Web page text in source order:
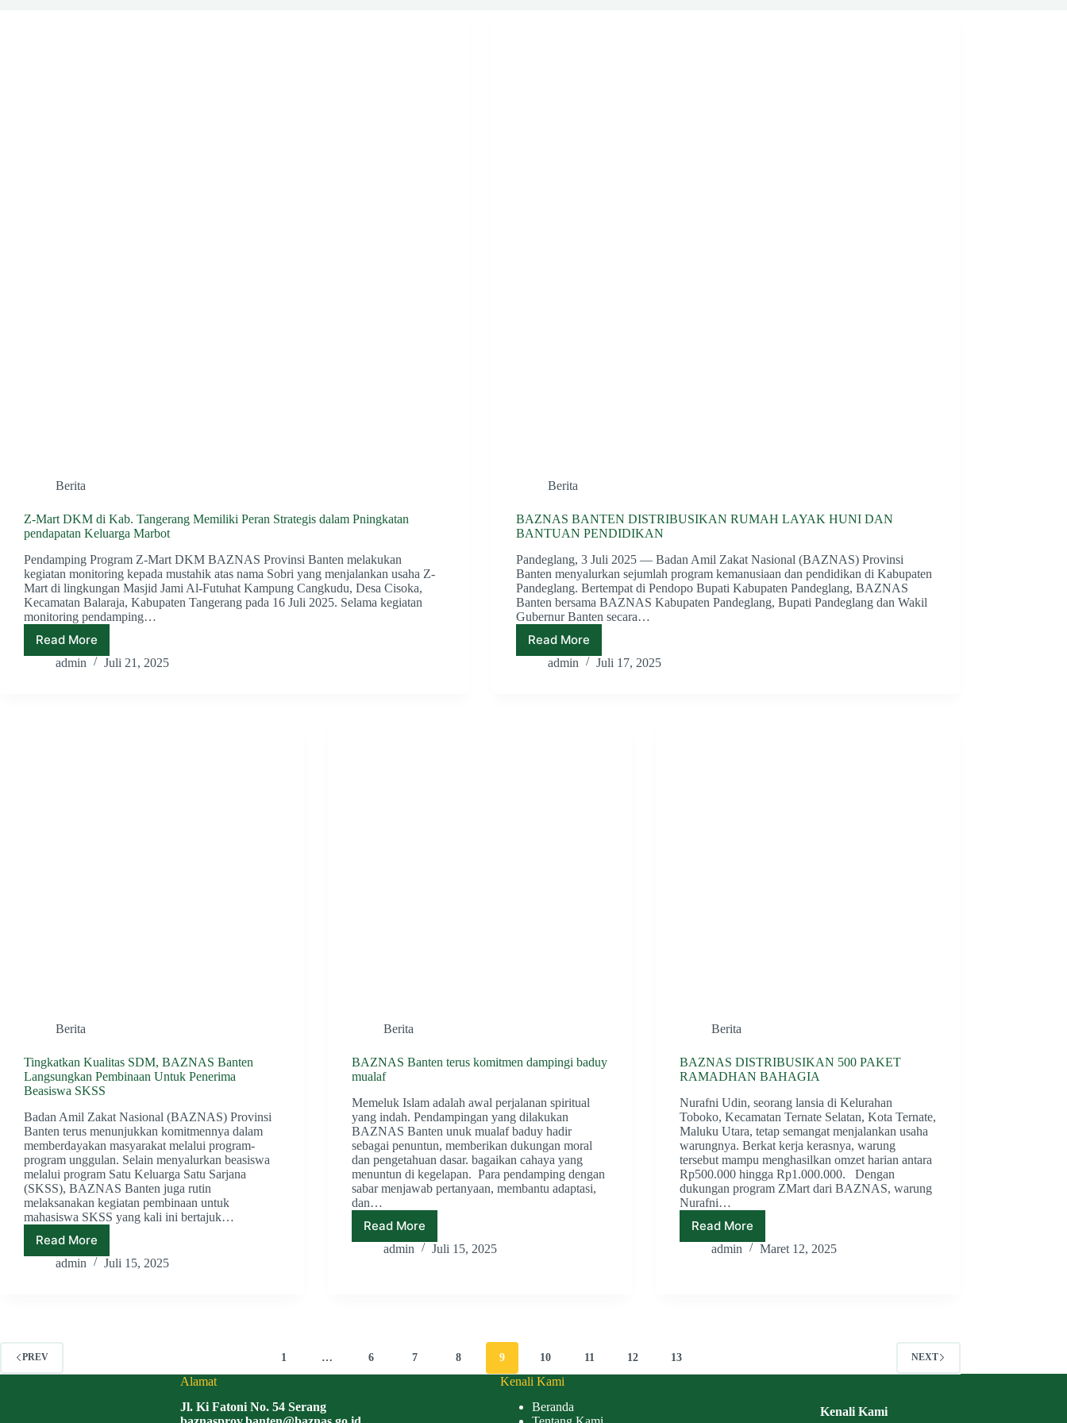
Berita
Z-Mart DKM di Kab. Tangerang Memiliki Peran Strategis dalam Pningkatan
pendapatan Keluarga Marbot
Pendamping Program Z-Mart DKM BAZNAS Provinsi Banten melakukan
kegiatan monitoring kepada mustahik atas nama Sobri yang menjalankan usaha Z-
Mart di lingkungan Masjid Jami Al-Futuhat Kampung Cangkudu, Desa Cisoka,
Kecamatan Balaraja, Kabupaten Tangerang pada 16 Juli 2025. Selama kegiatan
monitoring pendamping…
Read More
Z-
Mart
admin Juli 21, 2025
Berita
BAZNAS BANTEN DISTRIBUSIKAN RUMAH LAYAK HUNI DAN
BANTUAN PENDIDIKAN
Pandeglang, 3 Juli 2025 — Badan Amil Zakat Nasional (BAZNAS) Provinsi
Banten menyalurkan sejumlah program kemanusiaan dan pendidikan di Kabupaten
Pandeglang. Bertempat di Pendopo Bupati Kabupaten Pandeglang, BAZNAS
Banten bersama BAZNAS Kabupaten Pandeglang, Bupati Pandeglang dan Wakil
Gubernur Banten secara…
Read More
BAZNAS
BANTEN
admin Juli 17, 2025
Berita
Tingkatkan Kualitas SDM, BAZNAS Banten
Langsungkan Pembinaan Untuk Penerima
Beasiswa SKSS
Badan Amil Zakat Nasional (BAZNAS) Provinsi
Banten terus menunjukkan komitmennya dalam
memberdayakan masyarakat melalui program-
program unggulan. Selain menyalurkan beasiswa
melalui program Satu Keluarga Satu Sarjana
(SKSS), BAZNAS Banten juga rutin
melaksanakan kegiatan pembinaan untuk
mahasiswa SKSS yang kali ini bertajuk…
Read MoreTingkatkan
Kualitas
admin Juli 15, 2025
Berita
BAZNAS Banten terus komitmen dampingi baduy
mualaf
Memeluk Islam adalah awal perjalanan spiritual
yang indah. Pendampingan yang dilakukan
BAZNAS Banten unuk mualaf baduy hadir
sebagai penuntun, memberikan dukungan moral
dan pengetahuan dasar. bagaikan cahaya yang
menuntun di kegelapan. Para pendamping dengan
sabar menjawab pertanyaan, membantu adaptasi,
dan…
Read More
BAZNAS
Banten
admin Juli 15, 2025
Berita
BAZNAS DISTRIBUSIKAN 500 PAKET
RAMADHAN BAHAGIA
Nurafni Udin, seorang lansia di Kelurahan
Toboko, Kecamatan Ternate Selatan, Kota Ternate,
Maluku Utara, tetap semangat menjalankan usaha
warungnya. Berkat kerja kerasnya, warung
tersebut mampu menghasilkan omzet harian antara
Rp500.000 hingga Rp1.000.000. Dengan
dukungan program ZMart dari BAZNAS, warung
Nurafni…
Read More
BAZNAS
DISTRIBUSIKAN
admin Maret 12, 2025
PREV 1 … 6 7 8 9 10 11 12 13 NEXT
Alamat
Jl. Ki Fatoni No. 54 Serang
Kenali Kami
Beranda
Kenali Kami